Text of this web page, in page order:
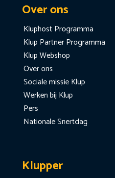
Over ons
Kluphost Programma
Klup Partner Programma
Klup Webshop
Over ons
Sociale missie Klup
Werken bij Klup
Pers
Nationale Snertdag
Klupper